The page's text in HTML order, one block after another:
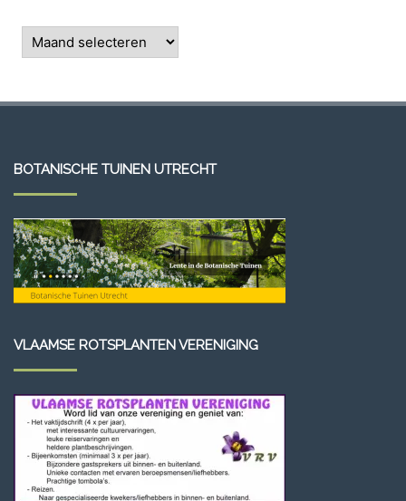
Archieven
BOTANISCHE TUINEN UTRECHT
VLAAMSE ROTSPLANTEN VERENIGING